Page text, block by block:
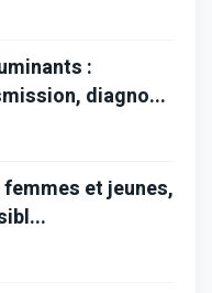
:
diagno...
et jeunes,